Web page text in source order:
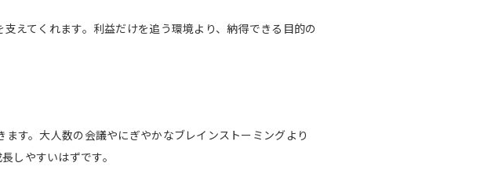
えてくれます。利益だけを追う環境より、納得できる目的の
す。大人数の会議やにぎやかなブレインストーミングより
しやすいはずです。